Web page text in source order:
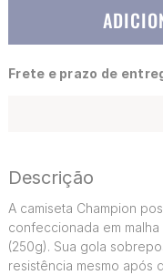
Frete e prazo de
Descrição
A camiseta Champion
confeccionada em
(250g). Sua gola
resistência mesmo após